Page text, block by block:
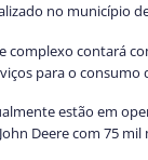
no município
complexo contará
para o
estão em
Deere com 75